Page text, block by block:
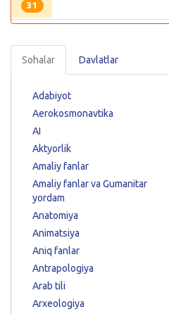
31
Sohalar Davlatlar
Adabiyot
Aerokosmonavtika
AI
Aktyorlik
Amaliy fanlar
Amaliy fanlar va Gumanitar
yordam
Anatomiya
Animatsiya
Aniq fanlar
Antrapologiya
Arab tili
Arxeologiya